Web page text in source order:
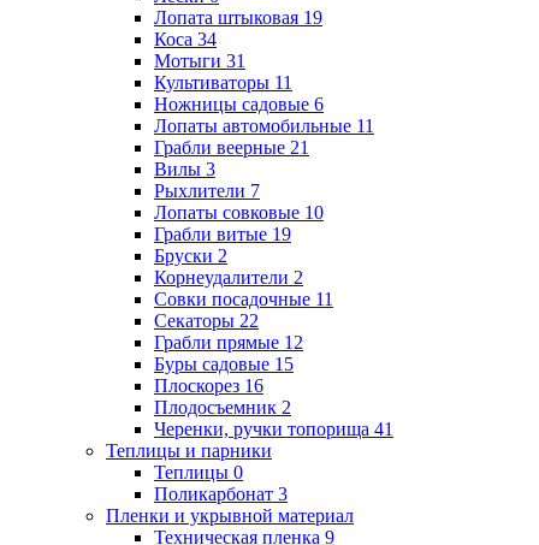
Лопата штыковая 19
Коса 34
Мотыги 31
Культиваторы 11
Ножницы садовые 6
Лопаты автомобильные 11
Грабли веерные 21
Вилы 3
Рыхлители 7
Лопаты совковые 10
Грабли витые 19
Бруски 2
Корнеудалители 2
Совки посадочные 11
Секаторы 22
Грабли прямые 12
Буры садовые 15
Плоскорез 16
Плодосъемник 2
Черенки, ручки топорища 41
Теплицы и парники
Теплицы 0
Поликарбонат 3
Пленки и укрывной материал
Техническая пленка 9